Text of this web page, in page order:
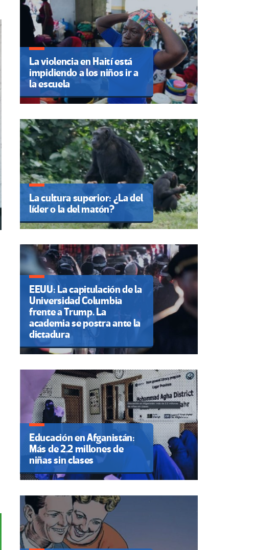
La violencia en Haití está
impidiendo a los niños ir a
la escuela
La cultura superior: ¿La del
líder o la del matón?
EEUU: La capitulación de la
Universidad Columbia
frente a Trump. La
academia se postra ante la
dictadura
Educación en Afganistán:
Más de 2.2 millones de
niñas sin clases